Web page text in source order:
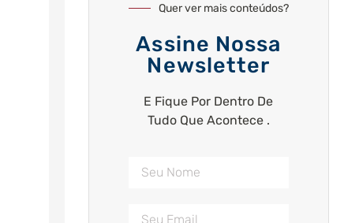
Quer ver mais conteúdos?
Assine Nossa
Newsletter
E Fique Por Dentro De
Tudo Que Acontece .